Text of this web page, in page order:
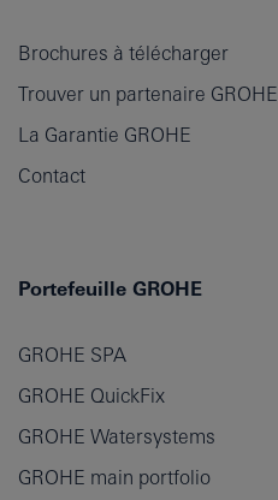
Brochures à télécharger
Trouver un partenaire GROHE
La Garantie GROHE
Contact
Portefeuille GROHE
GROHE SPA
GROHE QuickFix
GROHE Watersystems
GROHE main portfolio